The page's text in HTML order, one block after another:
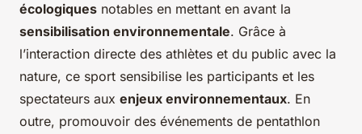
écologiques notables en mettant en avant la
sensibilisation environnementale. Grâce à
l’interaction directe des athlètes et du public avec la
nature, ce sport sensibilise les participants et les
spectateurs aux enjeux environnementaux. En
outre, promouvoir des événements de pentathlon